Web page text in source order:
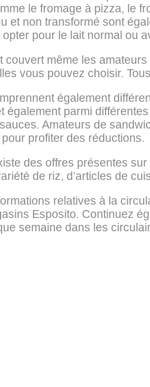
le fromage à pizza, le
et non transformé sont
pour le lait normal ou
couvert même les
vous pouvez choisir.
également
également parmi
Amateurs de
pour profiter des réductions.
des offres présentes
de riz, d’articles de
relatives à la
Esposito. Continuez
semaine dans les